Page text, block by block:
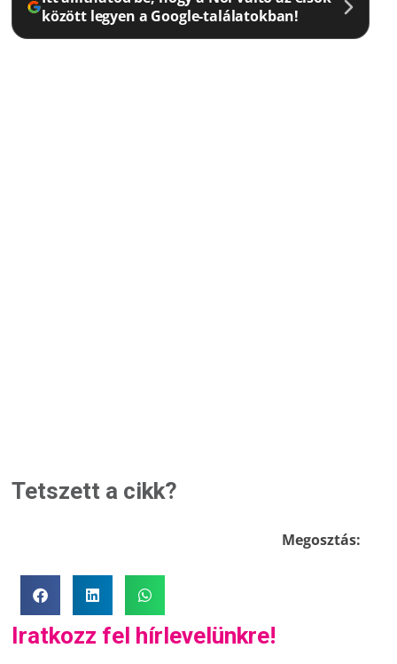
között legyen a Google-találatokban!
Tetszett a cikk?
Megosztás:
Iratkozz fel hírlevelünkre!